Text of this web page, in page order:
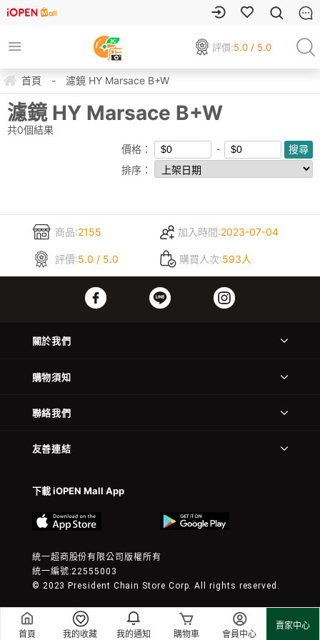
首頁 我的收藏 我的通知 購物車 會員中心
賣家中心
評價:5.0 / 5.0
首頁 - 濾鏡 HY Marsace B+W
濾鏡 HY Marsace B+W
共0個結果
價格：
排序：
商品:2155 加入時間:2023-07-04
評價:5.0 / 5.0 購買人次:593人
關於我們
購物須知
聯絡我們
友善連結
下載 iOPEN Mall App
統一超商股份有限公司版權所有
統一編號:22555003
© 2023 President Chain Store Corp. All rights reserved.